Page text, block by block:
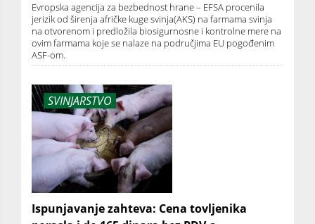
Evropska agencija za bezbednost hrane – EFSA procenila
jerizik od širenja afričke kuge svinja(AKS) na farmama svinja
na otvorenom i predložila biosigurnosne i kontrolne mere na
ovim farmama koje se nalaze na područjima EU pogođenim
ASF-om.
SVINJARSTVO
Ispunjavanje zahteva: Cena tovljenika